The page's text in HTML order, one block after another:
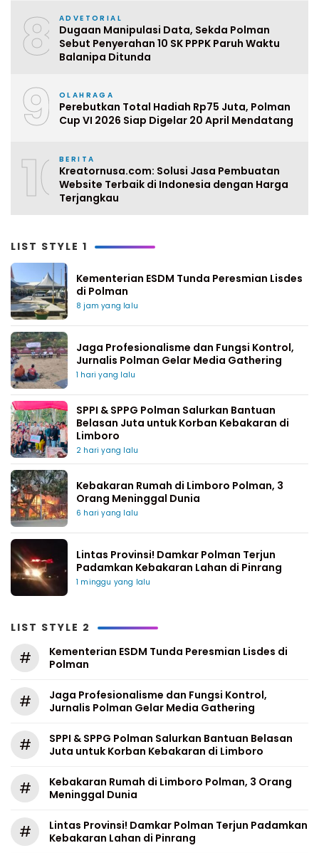
8 ADVETORIAL
Dugaan Manipulasi Data, Sekda Polman
Sebut Penyerahan 10 SK PPPK Paruh Waktu
Balanipa Ditunda
9 OLAHRAGA
Perebutkan Total Hadiah Rp75 Juta, Polman
Cup VI 2026 Siap Digelar 20 April Mendatang
10BERITA
Kreatornusa.com: Solusi Jasa Pembuatan
Website Terbaik di Indonesia dengan Harga
Terjangkau
LIST STYLE 1
Kementerian ESDM Tunda Peresmian Lisdes
di Polman
8 jam yang lalu
Jaga Profesionalisme dan Fungsi Kontrol,
Jurnalis Polman Gelar Media Gathering
1 hari yang lalu
SPPI & SPPG Polman Salurkan Bantuan
Belasan Juta untuk Korban Kebakaran di
Limboro
2 hari yang lalu
Kebakaran Rumah di Limboro Polman, 3
Orang Meninggal Dunia
6 hari yang lalu
Lintas Provinsi! Damkar Polman Terjun
Padamkan Kebakaran Lahan di Pinrang
1 minggu yang lalu
LIST STYLE 2
#
Kementerian ESDM Tunda Peresmian Lisdes di
Polman
#
Jaga Profesionalisme dan Fungsi Kontrol,
Jurnalis Polman Gelar Media Gathering
#
SPPI & SPPG Polman Salurkan Bantuan Belasan
Juta untuk Korban Kebakaran di Limboro
#
Kebakaran Rumah di Limboro Polman, 3 Orang
Meninggal Dunia
#
Lintas Provinsi! Damkar Polman Terjun Padamkan
Kebakaran Lahan di Pinrang